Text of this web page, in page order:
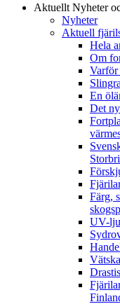
Aktuellt Nyheter
Nyheter
Aktuell
Hela
Om
Varför
En
Det
Färg,
UV-